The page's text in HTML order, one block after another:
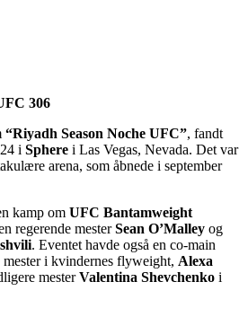
306
“Riyadh Season Noche UFC”, fandt
i Sphere i Las Vegas, Nevada. Det var
arena, som åbnede i september
kamp om UFC Bantamweight
regerende mesterSean O’Malley og
. Eventet havde også en co-main
i kvindernes flyweight, Alexa
mesterValentina Shevchenko i